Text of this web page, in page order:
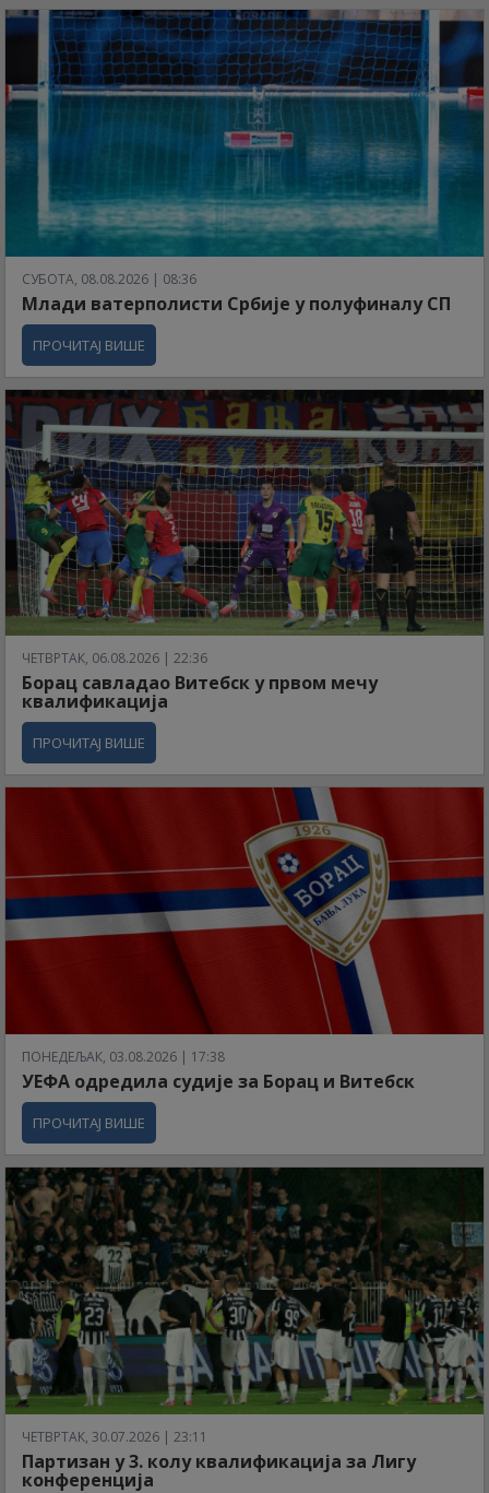
СУБОТА, 08.08.2026 | 08:36
Млади ватерполисти Србије у полуфиналу СП
ПРОЧИТАЈ ВИШЕ
ЧЕТВРТАК, 06.08.2026 | 22:36
Борац савладао Витебск у првом мечу
квалификација
ПРОЧИТАЈ ВИШЕ
ПОНЕДЕЉАК, 03.08.2026 | 17:38
УЕФА одредила судије за Борац и Витебск
ПРОЧИТАЈ ВИШЕ
ЧЕТВРТАК, 30.07.2026 | 23:11
Партизан у 3. колу квалификација за Лигу
конференција